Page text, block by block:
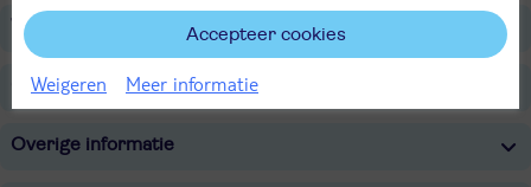
Voor de kinderen
Onafhankelijk duurzaamheidslabel
Overige informatie
Accepteer cookies
Weigeren Meer informatie